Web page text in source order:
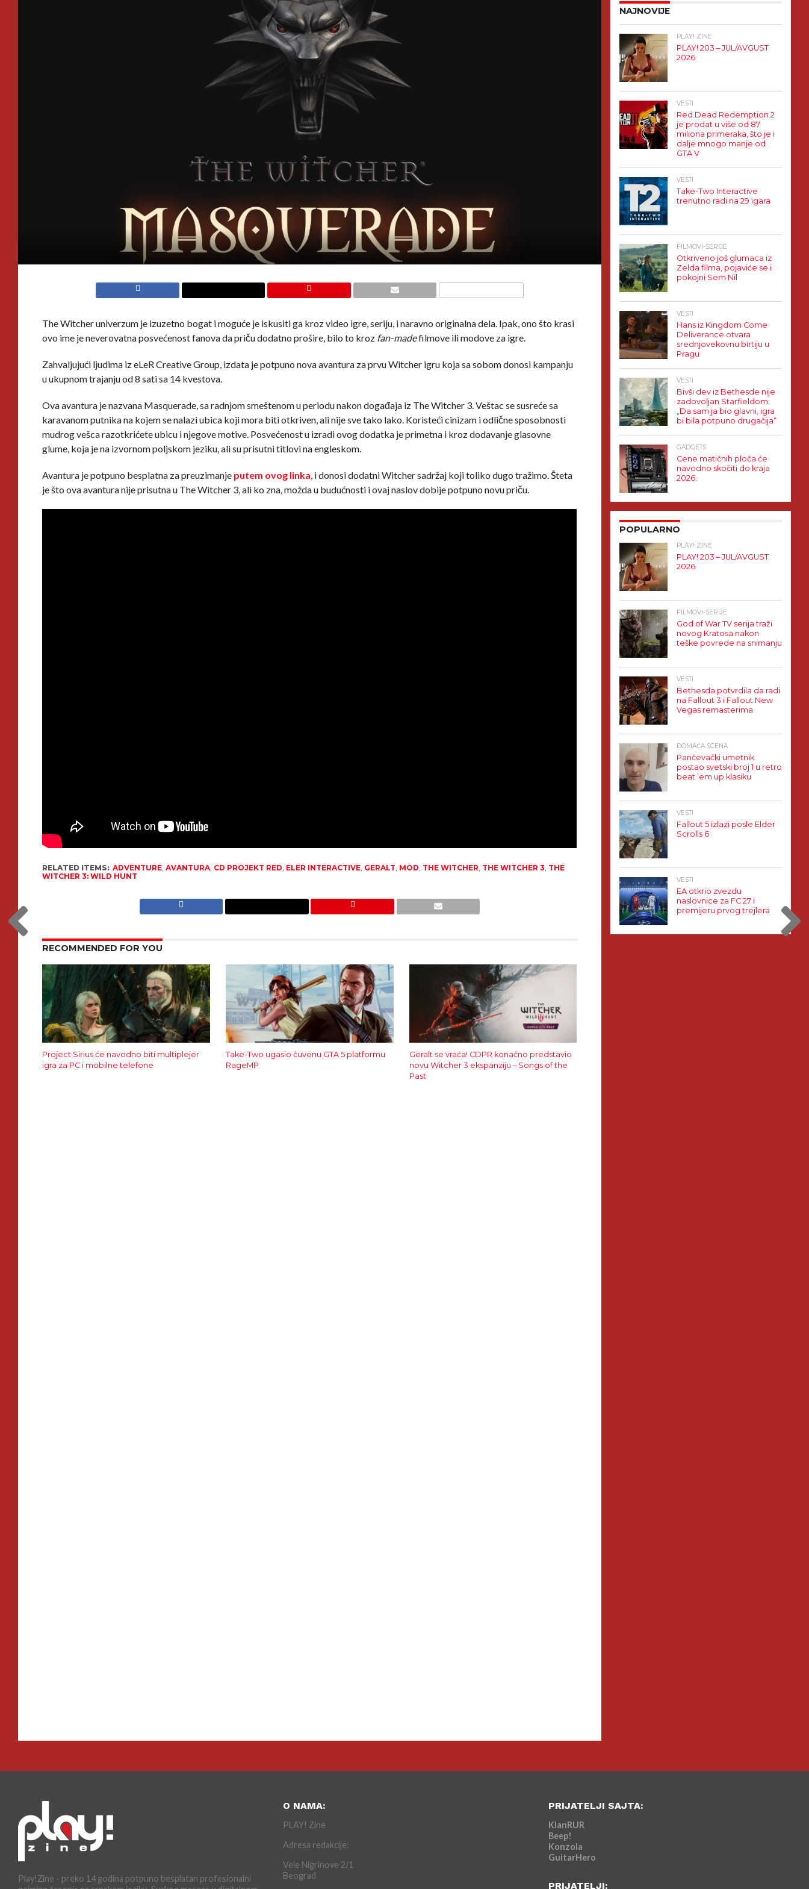
The Witcher univerzum je izuzetno bogat i moguće je iskusiti ga kroz video igre, seriju, i naravno originalna dela. Ipak, ono što krasi
ovo ime je neverovatna posvećenost fanova da priču dodatno prošire, bilo to kroz fan-madefilmove ili modove za igre.
Zahvaljujući ljudima iz eLeR Creative Group, izdata je potpuno nova avantura za prvu Witcher igru koja sa sobom donosi kampanju
u ukupnom trajanju od 8 sati sa 14 kvestova.
Ova avantura je nazvana Masquerade, sa radnjom smeštenom u periodu nakon događaja iz The Witcher 3. Veštac se susreće sa
karavanom putnika na kojem se nalazi ubica koji mora biti otkriven, ali nije sve tako lako. Koristeći cinizam i odlične sposobnosti
mudrog vešca razotkrićete ubicu i njegove motive. Posvećenost u izradi ovog dodatka je primetna i kroz dodavanje glasovne
glume, koja je na izvornom poljskom jeziku, ali su prisutni titlovi na engleskom.
Avantura je potpuno besplatna za preuzimanje putem ovog linka, i donosi dodatni Witcher sadržaj koji toliko dugo tražimo. Šteta
je što ova avantura nije prisutna u The Witcher 3, ali ko zna, možda u budućnosti i ovaj naslov dobije potpuno novu priču.
RELATED ITEMS: ADVENTURE,AVANTURA, CD PROJEKT RED, ELER INTERACTIVE, GERALT, MOD, THE WITCHER, THE WITCHER 3, THE
WITCHER 3: WILD HUNT
RECOMMENDED FOR YOU
Project Sirius će navodno biti multiplejer
igra za PC i mobilne telefone
Take-Two ugasio čuvenu GTA 5 platformu
RageMP
Geralt se vraća! CDPR konačno predstavio
novu Witcher 3 ekspanziju – Songs of the
Past
NAJNOVIJE
PLAY! ZINE
PLAY! 203 – JUL/AVGUST
2026
VESTI
Red Dead Redemption 2
je prodat u više od 87
miliona primeraka, što je i
dalje mnogo manje od
GTA V
VESTI
Take-Two Interactive
trenutno radi na 29 igara
FILMOVI-SERIJE
Otkriveno još glumaca iz
Zelda filma, pojaviće se i
pokojni Sem Nil
VESTI
Hans iz Kingdom Come
Deliverance otvara
srednjovekovnu birtiju u
Pragu
VESTI
Bivši dev iz Bethesde nije
zadovoljan Starfieldom:
„Da sam ja bio glavni, igra
bi bila potpuno drugačija“
GADGETS
Cene matičnih ploča će
navodno skočiti do kraja
2026.
POPULARNO
PLAY! ZINE
PLAY! 203 – JUL/AVGUST
2026
FILMOVI-SERIJE
God of War TV serija traži
novog Kratosa nakon
teške povrede na snimanju
VESTI
Bethesda potvrdila da radi
na Fallout 3 i Fallout New
Vegas remasterima
DOMAĆA SCENA
Pančevački umetnik
postao svetski broj 1 u retro
beat ’em up klasiku
VESTI
Fallout 5 izlazi posle Elder
Scrolls 6
VESTI
EA otkrio zvezdu
naslovnice za FC 27 i
premijeru prvog trejlera
Play!Zine - preko 14 godina potpuno besplatan profesionalni
O NAMA:
PLAY! Zine
Adresa redakcije:
Vele Nigrinove 2/1
Beograd
PRIJATELJI SAJTA:
KlanRUR
Beep!
Konzola
GuitarHero
PRIJATELJI: